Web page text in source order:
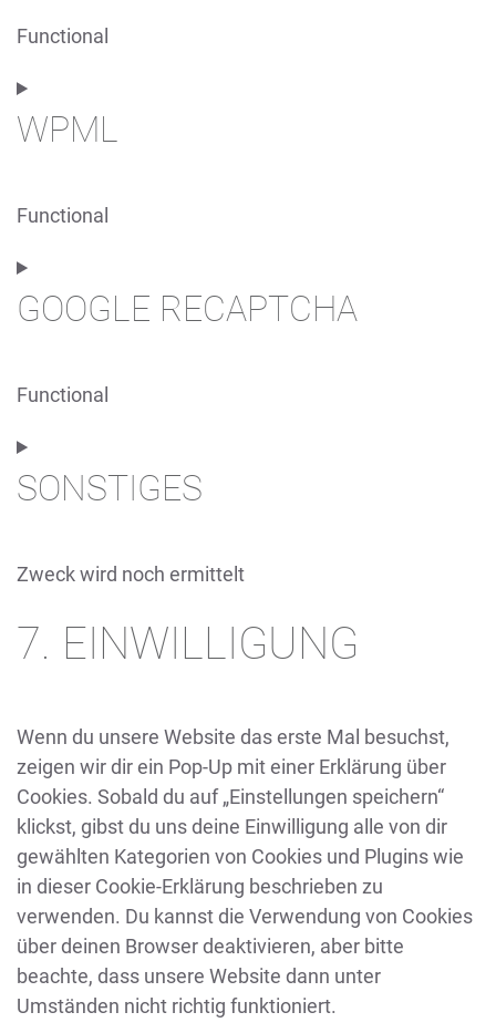
Functional
Consent
to
service
(various)
WPML
Functional
Consent
to
service
GOOGLE RECAPTCHA
Functional
Consent
to
service
recaptcha
SONSTIGES
Zweck wird noch ermittelt
Consent
to
7. EINWILLIGUNG
Wenn du unsere Website das erste Mal besuchst,
zeigen wir dir ein Pop-Up mit einer Erklärung über
Cookies. Sobald du auf „Einstellungen speichern“
klickst, gibst du uns deine Einwilligung alle von dir
gewählten Kategorien von Cookies und Plugins wie
in dieser Cookie-Erklärung beschrieben zu
verwenden. Du kannst die Verwendung von Cookies
über deinen Browser deaktivieren, aber bitte
beachte, dass unsere Website dann unter
Umständen nicht richtig funktioniert.